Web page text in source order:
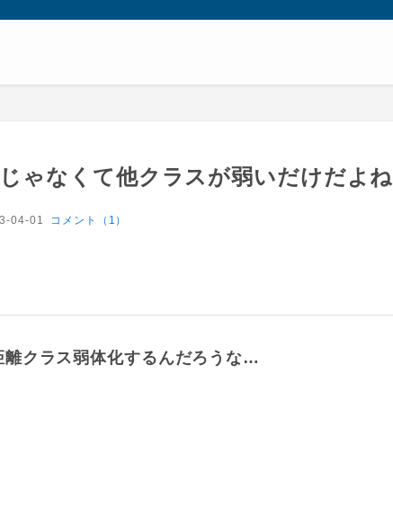
ゃなくて他クラスが弱いだけだよね
04-01 コメント（1）
クラス弱体化するんだろうな…